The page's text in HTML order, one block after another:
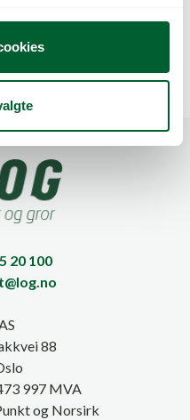
3MM (500)
20 100
88
997 MVA
og Norsirk